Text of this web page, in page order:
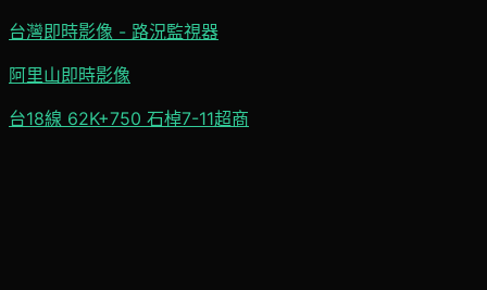
台灣即時影像 - 路況監視器
阿里山即時影像
台18線 62K+750 石棹7-11超商